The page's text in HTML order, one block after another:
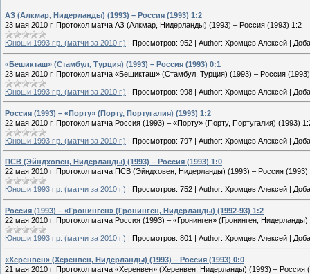
АЗ (Алкмар, Нидерланды) (1993) – Россия (1993) 1:2
23 мая 2010 г. Протокол матча АЗ (Алкмар, Нидерланды) (1993) – Россия (1993) 1:2
Юноши 1993 г.р. (матчи за 2010 г.) Просмотров: 952 Author: Хромцев Алексей
«Бешикташ» (Стамбул, Турция) (1993) – Россия (1993) 0:1
23 мая 2010 г. Протокол матча «Бешикташ» (Стамбул, Турция) (1993) – Россия
Юноши 1993 г.р. (матчи за 2010 г.) | Просмотров: 998 | Author: Хромцев Алексей |
Россия (1993) – «Порту» (Порту, Португалия) (1993) 1:2
22 мая 2010 г. Протокол матча Россия (1993) – «Порту» (Порту, Португалия) (1993)
Юноши 1993 г.р. (матчи за 2010 г.) | Просмотров: 797 | Author: Хромцев Алексей |
ПСВ (Эйндховен, Нидерланды) (1993) – Россия (1993) 1:0
22 мая 2010 г. Протокол матча ПСВ (Эйндховен, Нидерланды) (1993) – Россия (1993)
Юноши 1993 г.р. (матчи за 2010 г.) Просмотров: 752 Author: Хромцев Алексей
Россия (1993) – «Гронинген» (Гронинген, Нидерланды) (1992-93) 1:2
22 мая 2010 г. Протокол матча Россия (1993) – «Гронинген» (Гронинген,
Юноши 1993 г.р. (матчи за 2010 г.) | Просмотров: 801 | Author: Хромцев Алексей |
«Херенвен» (Херенвен, Нидерланды) (1993) – Россия (1993) 0:0
21 мая 2010 г. Протокол матча «Херенвен» (Херенвен, Нидерланды) (1993) – Россия